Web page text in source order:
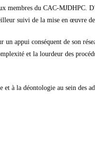
membres du CAC-MJDHPC.
suivi de la mise en œuvre
appui conséquent de son
et la lourdeur des
et à la déontologie au sein des